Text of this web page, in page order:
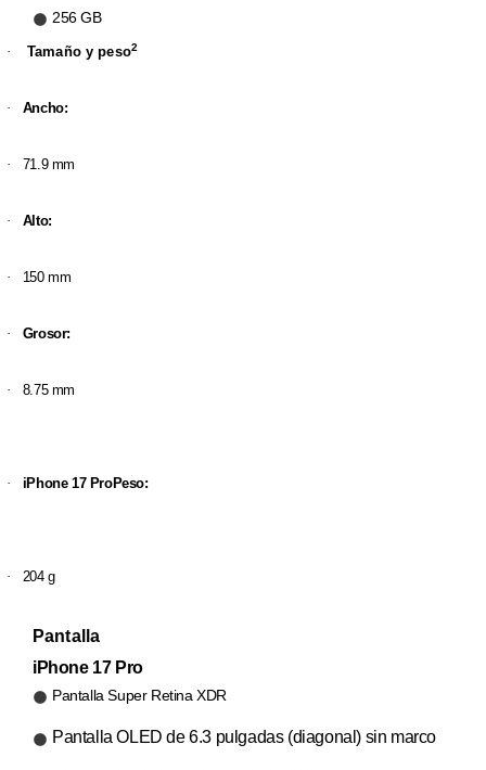
256 GB
· Tamaño y peso2
· Ancho:
· 71.9 mm
· Alto:
· 150 mm
· Grosor:
· 8.75 mm
· iPhone 17 ProPeso:
· 204 g
Pantalla
iPhone 17 Pro
Pantalla Super Retina XDR
Pantalla OLED de 6.3 pulgadas (diagonal) sin marco